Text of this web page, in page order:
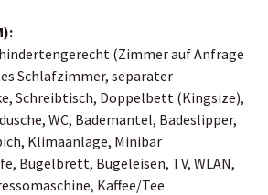
(Zimmer auf Anfrage
Schlafzimmer, separater
Schreibtisch, Doppelbett (Kingsize),
WC, Bademantel, Badeslipper,
Klimaanlage, Minibar
Bügelbrett, Bügeleisen, TV, WLAN,
Kaffee/Tee